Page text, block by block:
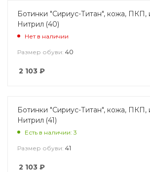
Ботинки "Сириус-Титан", кожа, ПКП,
Нитрил (40)
Нет в наличии
Размер обуви: 40
2 103 ₽
Ботинки "Сириус-Титан", кожа, ПКП,
Нитрил (41)
Есть в наличии: 3
Размер обуви: 41
2 103 ₽